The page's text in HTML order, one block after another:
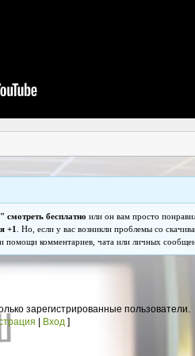
бесплатно или он вам просто
+1
. Но, если у вас возникли проблемы со
помощи комментариев, чата или личных
зарегистрированные пользователи.
Вход ]